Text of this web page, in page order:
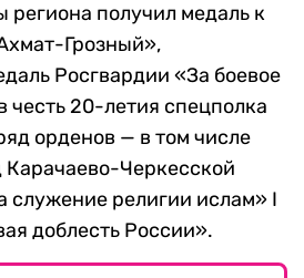
региона получил медаль к
Грозный»,
Росгвардии «За боевое
честь 20-летия спецполка
орденов — в том числе
Карачаево-Черкесской
служение религии ислам» I
доблесть России».